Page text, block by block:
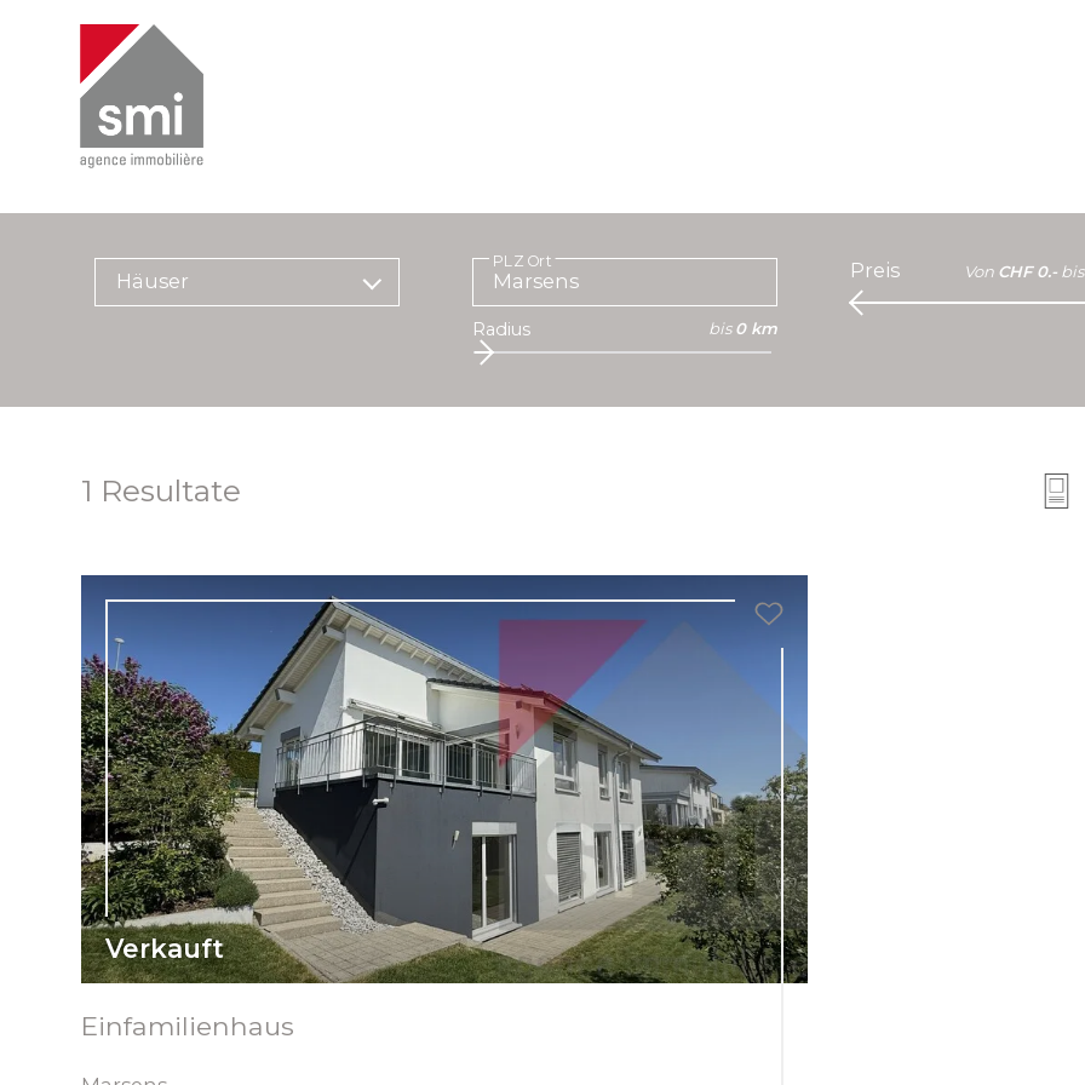
Häuser
PLZ Ort
Radius bis0 km
Preis Von CHF 0.- bis
1 Resultate
Verkauft
Einfamilienhaus